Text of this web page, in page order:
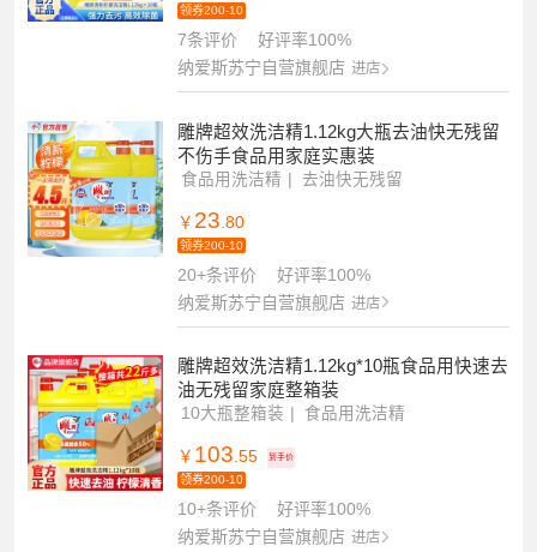
领券200-10
7条评价
好评率100%
纳爱斯苏宁自营旗舰店 进店
雕牌超效洗洁精1.12kg大瓶去油快无残留
不伤手食品用家庭实惠装
食品用洗洁精
去油快无残留
￥ 23 .80
领券200-10
20+条评价
好评率100%
纳爱斯苏宁自营旗舰店 进店
雕牌超效洗洁精1.12kg*10瓶食品用快速去
油无残留家庭整箱装
10大瓶整箱装
食品用洗洁精
￥ 103.55 到手价
领券200-10
10+条评价
好评率100%
纳爱斯苏宁自营旗舰店 进店